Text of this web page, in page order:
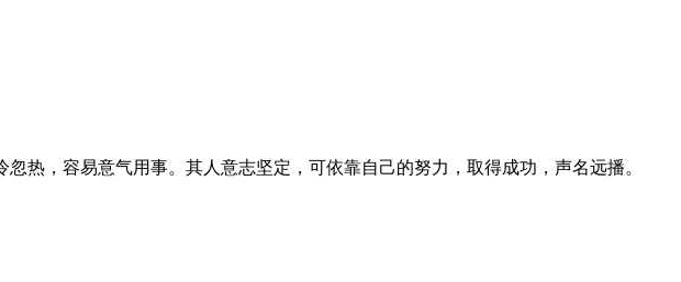
热，容易意气用事。其人意志坚定，可依靠自己的努力，取得成功，声名远播。